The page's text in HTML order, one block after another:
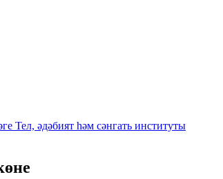
Тел, әдәбият һәм сәнгать институты